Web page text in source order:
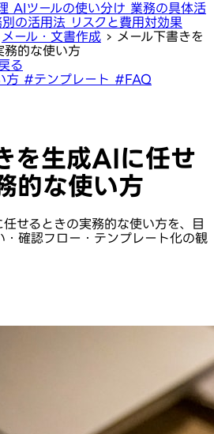
AIツールの使い分け 業務の具体活
別の活用法 リスクと費用対効果
メール・文書作成 › メール下書きを
務的な使い方
る
方 #テンプレート #FAQ
を生成AIに任せ
的な使い方
せるときの実務的な使い方を、目
・確認フロー・テンプレート化の観